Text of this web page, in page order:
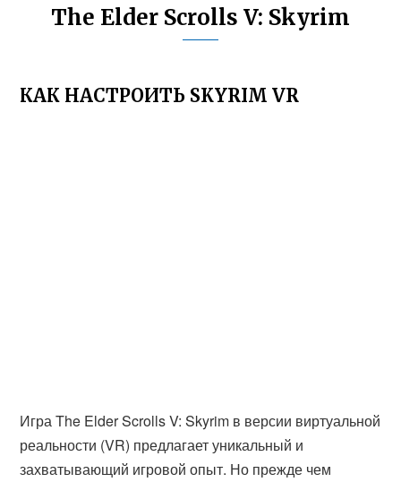
The Elder Scrolls V: Skyrim
КАК НАСТРОИТЬ SKYRIM VR
Игра The Elder Scrolls V: Skyrim в версии виртуальной
реальности (VR) предлагает уникальный и
захватывающий игровой опыт. Но прежде чем